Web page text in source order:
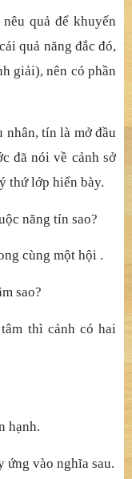
U, vì Như Lai là một
ca Mâu-ni là biệ
ồng có. Lại, hiể n thể
nêu quả để khuy
quản ăng đắc đó,
nhân, tín là mởđầu
ộc nă
cùng một hội .